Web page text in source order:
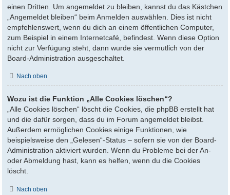
einen Dritten. Um angemeldet zu bleiben, kannst du das Kästchen
„Angemeldet bleiben“ beim Anmelden auswählen. Dies ist nicht
empfehlenswert, wenn du dich an einem öffentlichen Computer,
zum Beispiel in einem Internetcafé, befindest. Wenn diese Option
nicht zur Verfügung steht, dann wurde sie vermutlich von der
Board-Administration ausgeschaltet.
Nach oben
Wozu ist die Funktion „Alle Cookies löschen“?
„Alle Cookies löschen“ löscht die Cookies, die phpBB erstellt hat
und die dafür sorgen, dass du im Forum angemeldet bleibst.
Außerdem ermöglichen Cookies einige Funktionen, wie
beispielsweise den „Gelesen“-Status – sofern sie von der Board-
Administration aktiviert wurden. Wenn du Probleme bei der An-
oder Abmeldung hast, kann es helfen, wenn du die Cookies
löscht.
Nach oben